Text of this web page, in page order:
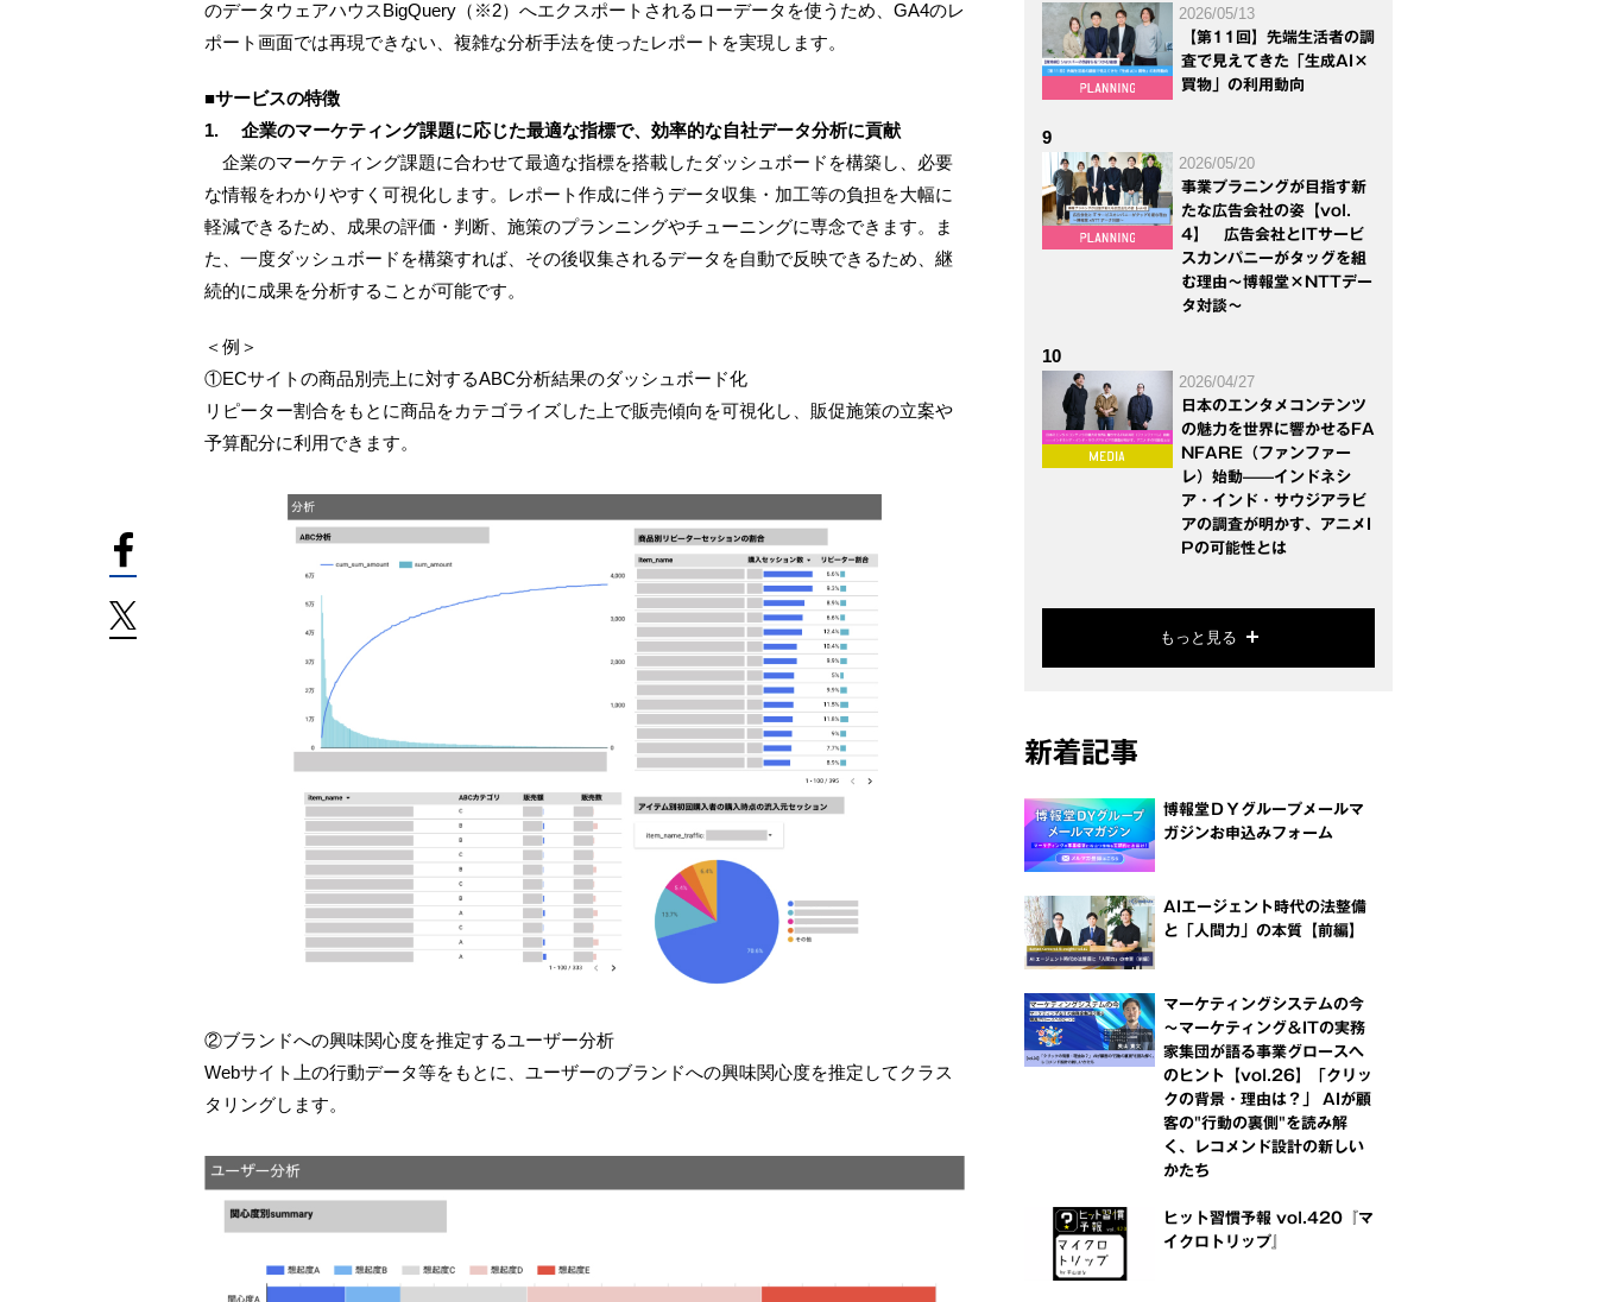
のデータウェアハウスBigQuery（※2）へエクスポートされるローデータを使うため、GA4のレ
ポート画面では再現できない、複雑な分析手法を使ったレポートを実現します。
■サービスの特徴
1. 企業のマーケティング課題に応じた最適な指標で、効率的な自社データ分析に貢献
企業のマーケティング課題に合わせて最適な指標を搭載したダッシュボードを構築し、必要
な情報をわかりやすく可視化します。レポート作成に伴うデータ収集・加工等の負担を大幅に
軽減できるため、成果の評価・判断、施策のプランニングやチューニングに専念できます。ま
た、一度ダッシュボードを構築すれば、その後収集されるデータを自動で反映できるため、継
続的に成果を分析することが可能です。
＜例＞
①ECサイトの商品別売上に対するABC分析結果のダッシュボード化
リピーター割合をもとに商品をカテゴライズした上で販売傾向を可視化し、販促施策の立案や
予算配分に利用できます。
②ブランドへの興味関心度を推定するユーザー分析
Webサイト上の行動データ等をもとに、ユーザーのブランドへの興味関心度を推定してクラス
タリングします。
2026/05/13
【第11回】先端生活者の調
査で見えてきた「生成AI×
買物」の利用動向
9
2026/05/20
事業プラニングが目指す新
たな広告会社の姿【vol.
4】 広告会社とITサービ
スカンパニーがタッグを組
む理由～博報堂×NTTデー
タ対談～
10
2026/04/27
日本のエンタメコンテンツ
の魅力を世界に響かせるFA
NFARE（ファンファー
レ）始動——インドネシ
ア・インド・サウジアラビ
アの調査が明かす、アニメI
Pの可能性とは
もっと見る
新着記事
博報堂ＤＹグループメールマ
ガジンお申込みフォーム
AIエージェント時代の法整備
と「人間力」の本質【前編】
マーケティングシステムの今
～マーケティング＆ITの実務
家集団が語る事業グロースへ
のヒント【vol.26】「クリッ
クの背景・理由は？」 AIが顧
客の"行動の裏側"を読み解
く、レコメンド設計の新しい
かたち
ヒット習慣予報 vol.420『マ
イクロトリップ』